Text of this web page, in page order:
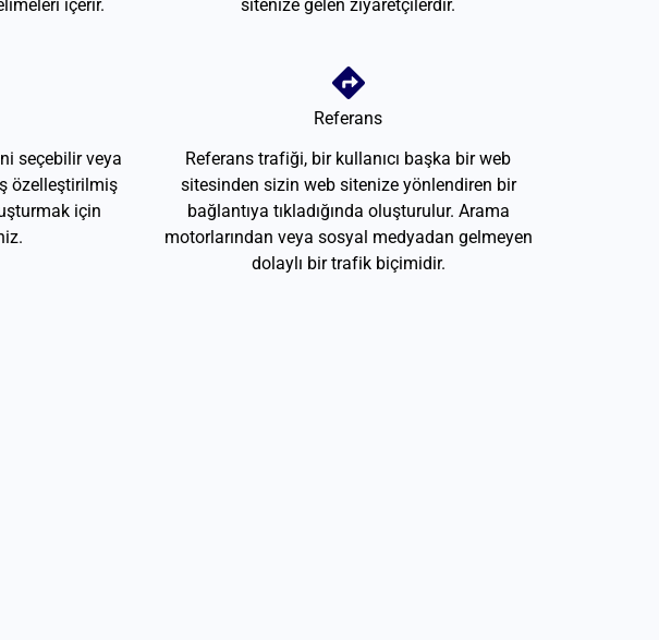
içerir.
sitenize gelen ziyaretçilerdir.
seçebilir veya
özelleştirilmiş
için
Referans
Referans trafiği, bir kullanıcı başka bir web
sitesinden sizin web sitenize yönlendiren bir
bağlantıya tıkladığında oluşturulur. Arama
motorlarından veya sosyal medyadan gelmeyen
dolaylı bir trafik biçimidir.